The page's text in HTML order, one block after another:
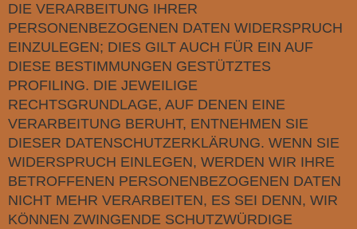
DIE VERARBEITUNG IHRER
PERSONENBEZOGENEN DATEN WIDERSPRUCH
EINZULEGEN; DIES GILT AUCH FÜR EIN AUF
DIESE BESTIMMUNGEN GESTÜTZTES
PROFILING. DIE JEWEILIGE
RECHTSGRUNDLAGE, AUF DENEN EINE
VERARBEITUNG BERUHT, ENTNEHMEN SIE
DIESER DATENSCHUTZERKLÄRUNG. WENN SIE
WIDERSPRUCH EINLEGEN, WERDEN WIR IHRE
BETROFFENEN PERSONENBEZOGENEN DATEN
NICHT MEHR VERARBEITEN, ES SEI DENN, WIR
KÖNNEN ZWINGENDE SCHUTZWÜRDIGE